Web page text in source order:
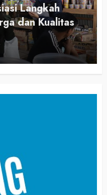
Langkah
dan Kualitas